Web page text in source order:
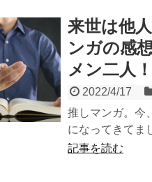
来世は他
ンガの感
メン二人
2022/4/17
推しマンガ。今
になってきてま
記事を読む